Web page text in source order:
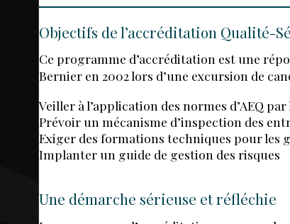
LIVE
MAP
3D
Objectifs de l’accréditation Qualité-
Ce programme d’accréditation est une
Bernier en 2002 lors d’une excursion de
Veiller à l’application des normes d’AEQ
Prévoir un mécanisme d’inspection des
Exiger des formations techniques pour les
Implanter un guide de gestion des risques
Une démarche sérieuse et réfléchie